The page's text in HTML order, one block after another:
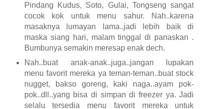
Pindang Kudus, Soto, Gulai, Tongseng sangat
cocok kok untuk menu sahur. Nah..karena
masaknya lumayan lama..jadi lebih baik di
maska siang hari, malam tinggal di panaskan .
Bumbunya semakin meresap enak dech.
Nah..buat anak-anak..juga..jangan lupakan
menu favorit mereka ya teman-teman..buat stock
nugget, bakso goreng, kaki naga..ayam pok-
pok..dll..yang bisa di simpan di freezer ya. Jadi
selalu tersedia menu favorit mereka untuk